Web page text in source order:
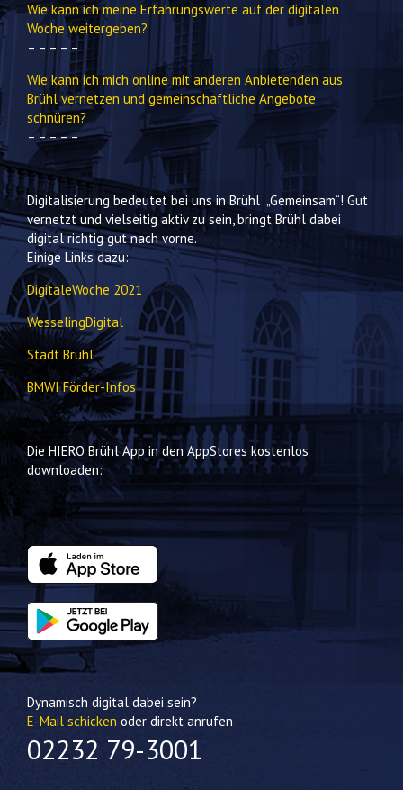
Wie kann ich meine Erfahrungswerte auf der digitalen
Woche weitergeben?
– – – – –
Wie kann ich mich online mit anderen Anbietenden aus
Brühl vernetzen und gemeinschaftliche Angebote
schnüren?
– – – – –
Digitalisierung bedeutet bei uns in Brühl „Gemeinsam“! Gut
vernetzt und vielseitig aktiv zu sein, bringt Brühl dabei
digital richtig gut nach vorne.
Einige Links dazu:
DigitaleWoche 2021
WesselingDigital
Stadt Brühl
BMWI Förder-Infos
Die HIERO Brühl App in den AppStores kostenlos
downloaden:
Dynamisch digital dabei sein?
E-Mail schicken oder direkt anrufen
02232 79-3001